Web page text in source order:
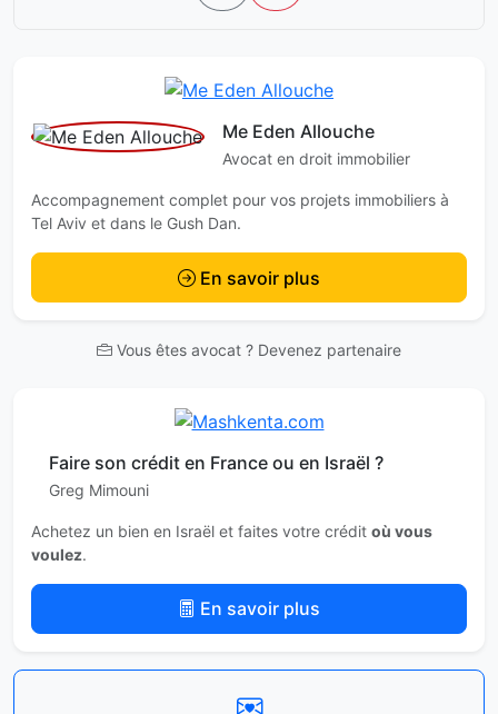
Me Eden Allouche
Avocat en droit immobilier
Accompagnement complet pour vos projets immobiliers à
Tel Aviv et dans le Gush Dan.
En savoir plus
Vous êtes avocat ? Devenez partenaire
Faire son crédit en France ou en Israël ?
Greg Mimouni
Achetez un bien en Israël et faites votre crédit où vous
voulez.
En savoir plus